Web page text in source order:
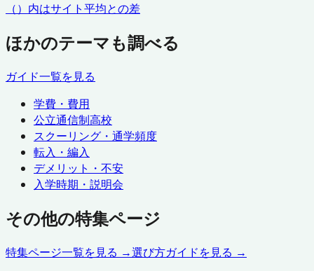
（）内はサイト平均との差
ほかのテーマも調べる
ガイド一覧を見る
学費・費用
公立通信制高校
スクーリング・通学頻度
転入・編入
デメリット・不安
入学時期・説明会
その他の特集ページ
特集ページ一覧を見る →選び方ガイドを見る →